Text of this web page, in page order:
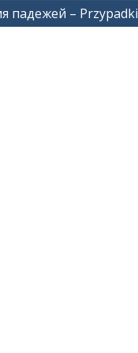
падежей – Przypadki